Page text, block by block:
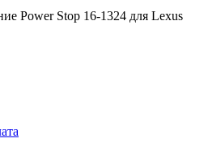
Power Stop 16-1324 для Lexus